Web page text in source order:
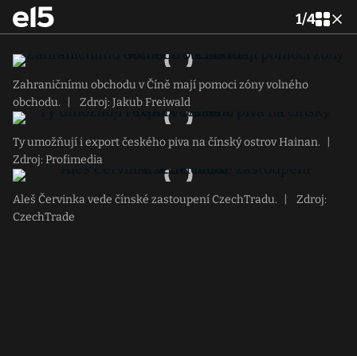
1/4
Zahraničnímu obchodu v Číně mají pomoci zóny volného
obchodu.
Zdroj: Jakub Freiwald
Ty umožňují i export českého piva na čínský ostrov Hainan.
Zdroj: Profimedia
Aleš Červinka vede čínské zastoupení CzechTradu.
Zdroj:
CzechTrade